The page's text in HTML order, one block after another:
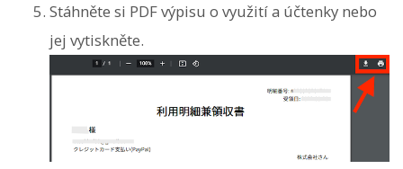
Stáhněte si PDF výpisu o využití a účtenky nebo
jej vytiskněte.